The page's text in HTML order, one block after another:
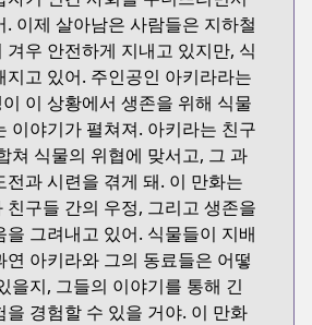
. 이제 살아남은 사람들은 지하철
겨우 안전하게 지내고 있지만, 식
지고 있어. 주인공인 아키라라는
이 상황에서 생존을 위해 식물
이야기가 펼쳐져. 아키라는 친구
쳐 식물의 위협에 맞서고, 그 과
전과 시련을 겪게 돼. 이 만화는
친구들 간의 우정, 그리고 생존을
을 그려내고 있어. 식물들이 지배
아키라와 그의 동료들은 어떻
을지, 그들의 이야기를 통해 긴
을 경험할 수 있을 거야. 이 만화